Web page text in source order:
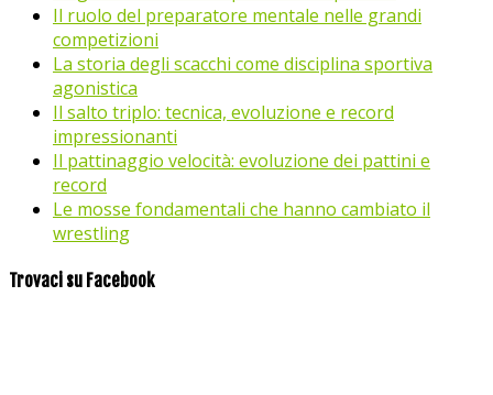
Il ruolo del preparatore mentale nelle grandi
competizioni
La storia degli scacchi come disciplina sportiva
agonistica
Il salto triplo: tecnica, evoluzione e record
impressionanti
Il pattinaggio velocità: evoluzione dei pattini e
record
Le mosse fondamentali che hanno cambiato il
wrestling
Trovaci su Facebook